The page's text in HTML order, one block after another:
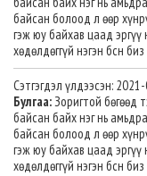
байсан болоод л өөр
гэж юу байхав цаад эргүү
хөдөлдөггүй нэгэн бсн
Сэтгэгдэл үлдээсэн:
Булгаа:Зоригтой бөгөөд
байсан байх нэг нь
байсан болоод л өөр
гэж юу байхав цаад эргүү
хөдөлдөггүй нэгэн бсн